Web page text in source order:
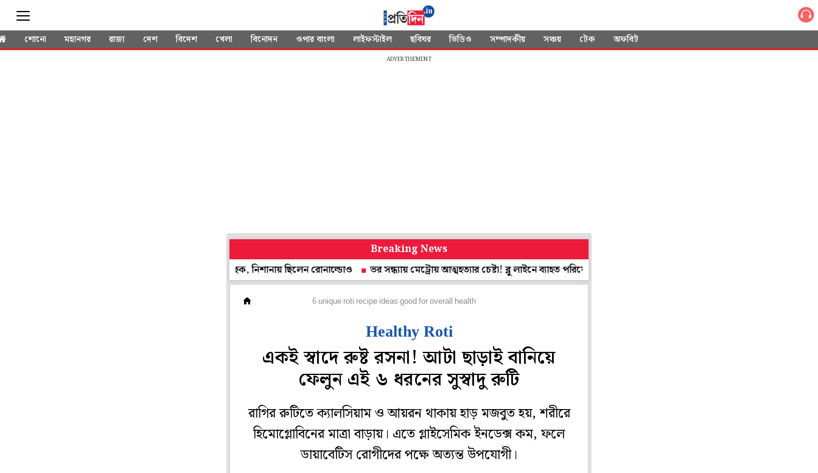
শোনো মহানগর রাজ্য দেশ বিদেশ খেলা বিনোদন ওপার বাংলা লাইফস্টাইল ছবিঘর ভিডিও সম্পাদকীয় সঞ্চয় টেক অফবিট
ADVERTISEMENT
Breaking News
উড়িয়ে দেওয়ার হুমকি! বোমা নিয়ে মাঠে ঢোকার ছক, নিশানায় ছিলেন রোনাল্ডোও
ভর সন্ধ্যায় মেট্রোয় আত্মহত্যার চেষ্টা! ব্লু লাইনে ব্যাহত পরিষেবা, নাকাল যাত্রীরা
6 unique roti recipe ideas good for overall health
Healthy Roti
একই স্বাদে রুষ্ট রসনা! আটা ছাড়াই বানিয়ে
ফেলুন এই ৬ ধরনের সুস্বাদু রুটি
রাগির রুটিতে ক্যালসিয়াম ও আয়রন থাকায় হাড় মজবুত হয়, শরীরে
হিমোগ্লোবিনের মাত্রা বাড়ায়। এতে গ্লাইসেমিক ইনডেক্স কম, ফলে
ডায়াবেটিস রোগীদের পক্ষে অত্যন্ত উপযোগী।